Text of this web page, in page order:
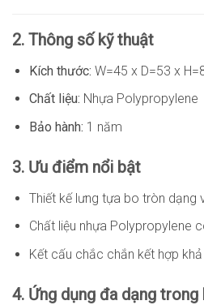
2. Thông số kỹ thuật
Kích thước: W=45 x D=53 x
Chất liệu: Nhựa Polypropylene
Bảo hành: 1 năm
3. Ưu điểm nổi bật
Thiết kế lưng tựa bo tròn dạng
Chất liệu nhựa Polypropylene
Kết cấu chắc chắn kết hợp
4. Ứng dụng đa dạng trong